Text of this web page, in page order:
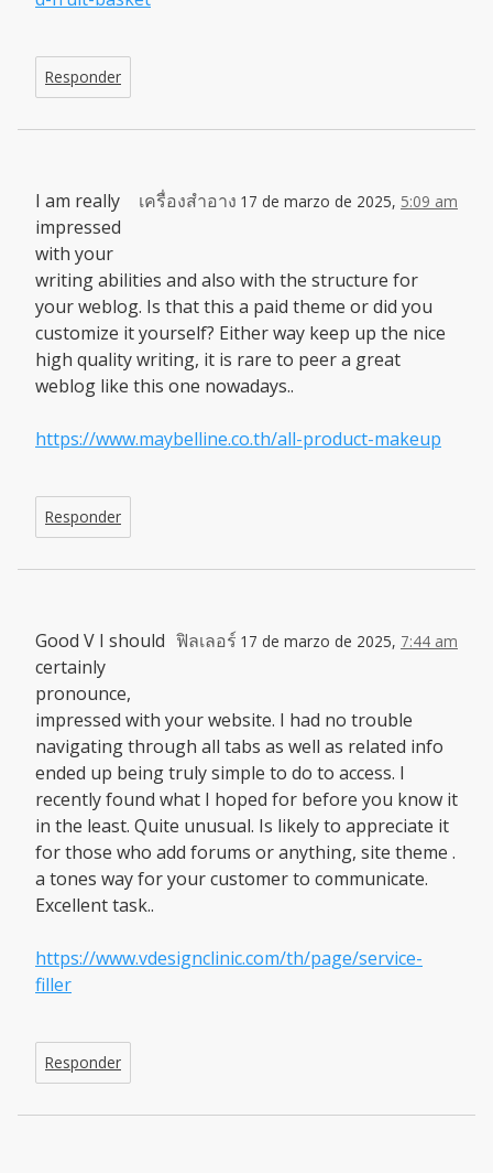
Responder
เครื่องสำอาง 17 de marzo de 2025, 5:09 am
I am really
impressed
with your
writing abilities and also with the structure for
your weblog. Is that this a paid theme or did you
customize it yourself? Either way keep up the nice
high quality writing, it is rare to peer a great
weblog like this one nowadays..
https://www.maybelline.co.th/all-product-makeup
Responder
ฟิลเลอร์ 17 de marzo de 2025, 7:44 am
Good V I should
certainly
pronounce,
impressed with your website. I had no trouble
navigating through all tabs as well as related info
ended up being truly simple to do to access. I
recently found what I hoped for before you know it
in the least. Quite unusual. Is likely to appreciate it
for those who add forums or anything, site theme .
a tones way for your customer to communicate.
Excellent task..
https://www.vdesignclinic.com/th/page/service-
filler
Responder